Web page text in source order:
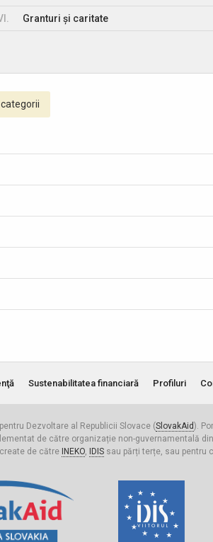
Granturi și caritate
Sustenabilitatea financiară Profiluri
Dezvoltare al Republicii Slovace (SlovakAid ).
de către organizație non-guvernamentală
de către INEKO, IDISsau părți terțe, sau pentru